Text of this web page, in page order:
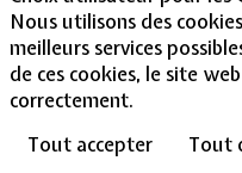
Nous utilisons des
meilleurs services
de ces cookies, le site
correctement.
Tout accepter
Tout